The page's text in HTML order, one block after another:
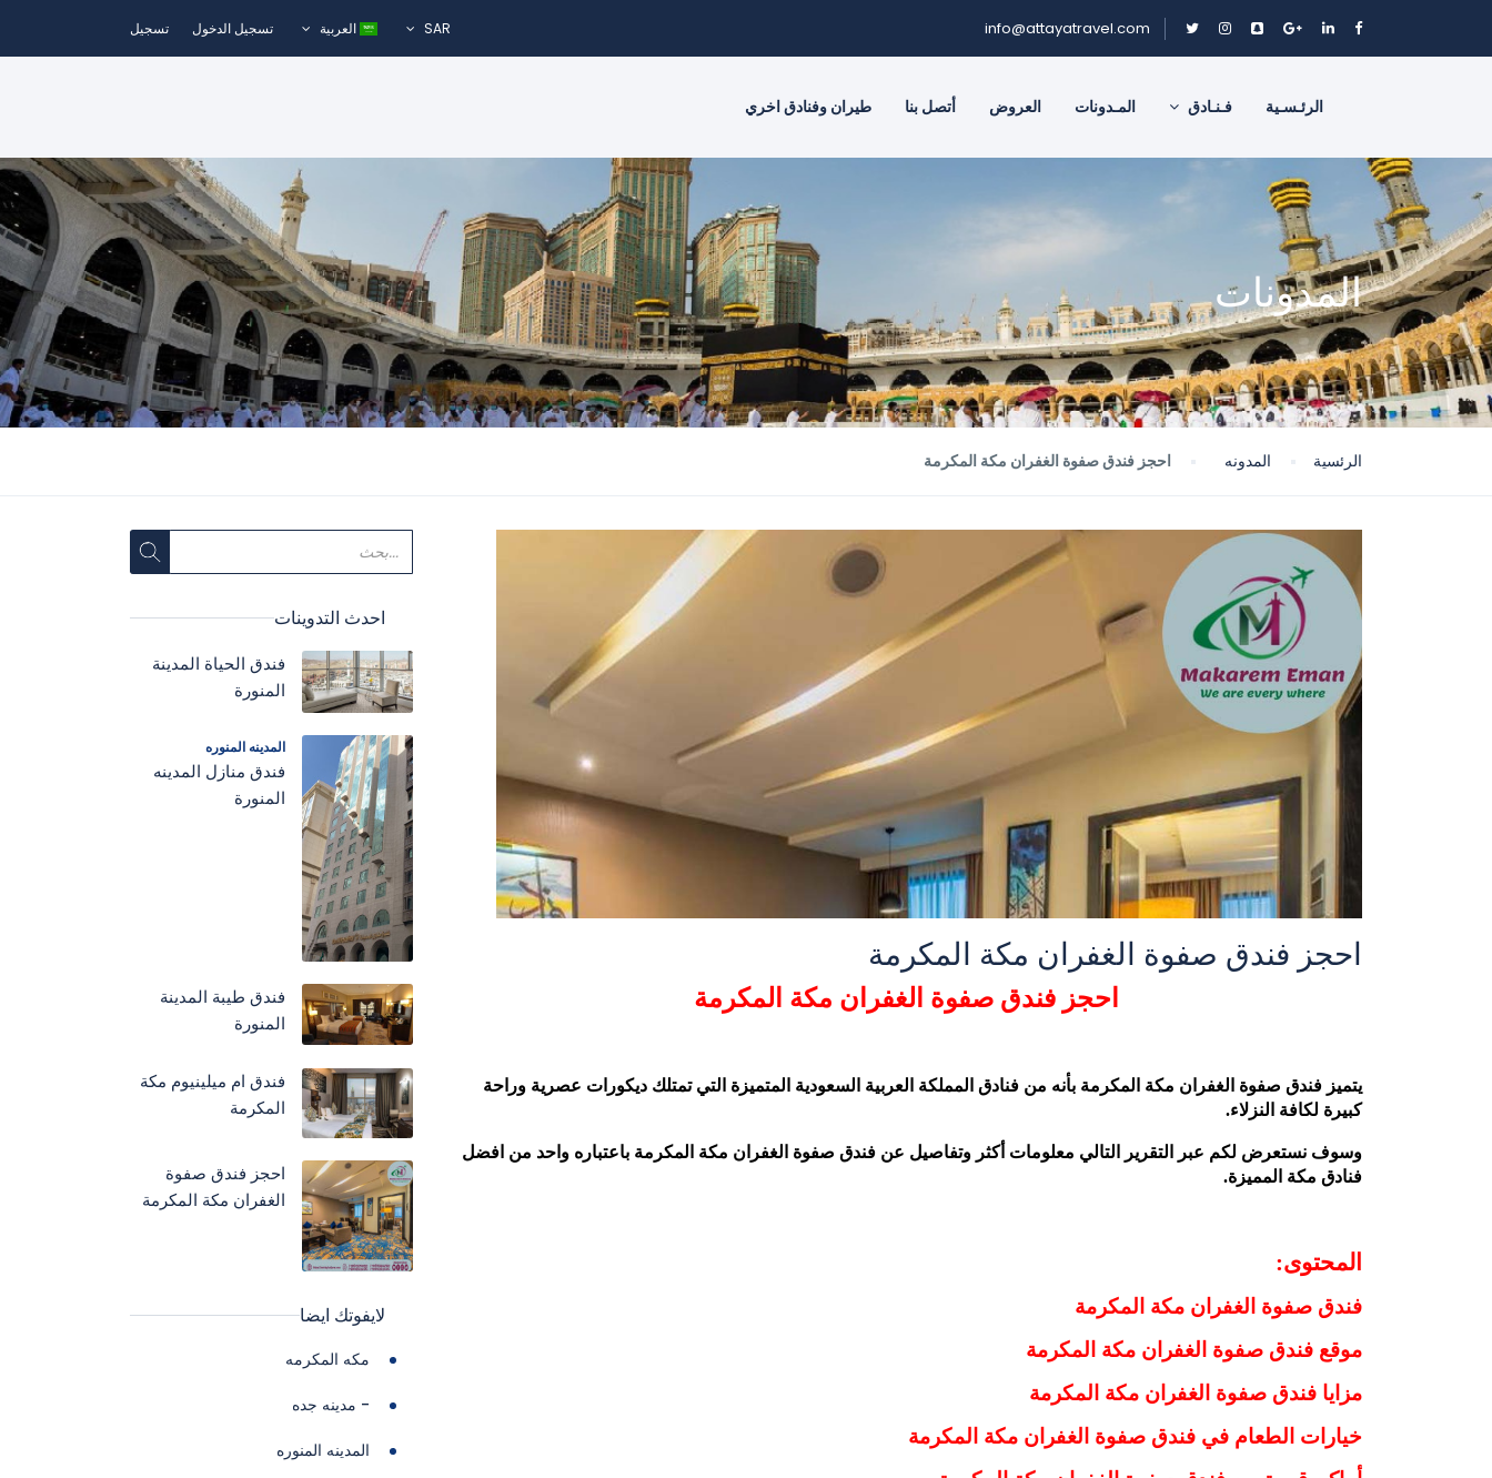
info@attayatravel.com
SAR العربية تسجيل الدخول تسجيل
الرئـسـية فـنـادق المـدونات العروض أتصل بنا طيران وفنادق اخري
المدونات
الرئسية المدونه احجز فندق صفوة الغفران مكة المكرمة
احجز فندق صفوة الغفران مكة المكرمة
احجز فندق صفوة الغفران مكة المكرمة
يتميز فندق صفوة الغفران مكة المكرمة بأنه من فنادق المملكة العربية السعودية المتميزة التي تمتلك ديكورات عصرية وراحة
كبيرة لكافة النزلاء.
وسوف نستعرض لكم عبر التقرير التالي معلومات أكثر وتفاصيل عن فندق صفوة الغفران مكة المكرمة باعتباره واحد من افضل
فنادق مكة المميزة.
المحتوى:
فندق صفوة الغفران مكة المكرمة
موقع فندق صفوة الغفران مكة المكرمة
مزايا فندق صفوة الغفران مكة المكرمة
خيارات الطعام في فندق صفوة الغفران مكة المكرمة
احدث التدوينات
فندق الحياة المدينة
المنورة
المدينه المنوره
فندق منازل المدينه
المنورة
فندق طيبة المدينة
المنورة
فندق ام ميلينيوم مكة
المكرمة
احجز فندق صفوة
الغفران مكة المكرمة
لايفوتك ايضا
مكه المكرمه
- مدينه جده
المدينه المنوره